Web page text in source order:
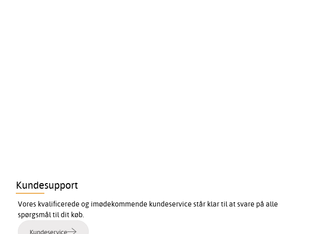
Kundesupport
Vores kvalificerede og imødekommende kundeservice står klar til at svare på alle
spørgsmål til dit køb.
Kundeservice